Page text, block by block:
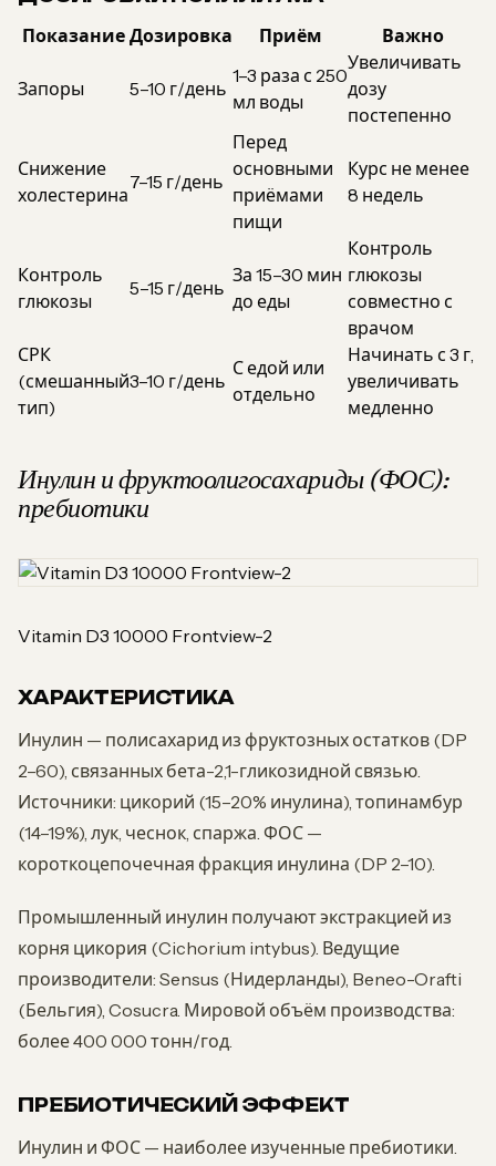
Показание Дозировка Приём Важно
Запоры 5–10 г/день
1–3 раза с 250
мл воды
Увеличивать
дозу
постепенно
Снижение
холестерина
7–15 г/день
Перед
основными
приёмами
пищи
Курс не менее
8 недель
Контроль
глюкозы
5–15 г/день
За 15–30 мин
до еды
Контроль
глюкозы
совместно с
врачом
СРК
(смешанный
тип)
3–10 г/день
С едой или
отдельно
Начинать с 3 г,
увеличивать
медленно
Инулин и фруктоолигосахариды (ФОС):
пребиотики
Vitamin D3 10000 Frontview-2
ХАРАКТЕРИСТИКА
Инулин — полисахарид из фруктозных остатков (DP
2–60), связанных бета-2,1-гликозидной связью.
Источники: цикорий (15–20% инулина), топинамбур
(14–19%), лук, чеснок, спаржа. ФОС —
короткоцепочечная фракция инулина (DP 2–10).
Промышленный инулин получают экстракцией из
корня цикория (Cichorium intybus). Ведущие
производители: Sensus (Нидерланды), Beneo-Orafti
(Бельгия), Cosucra. Мировой объём производства:
более 400 000 тонн/год.
ПРЕБИОТИЧЕСКИЙ ЭФФЕКТ
Инулин и ФОС — наиболее изученные пребиотики.